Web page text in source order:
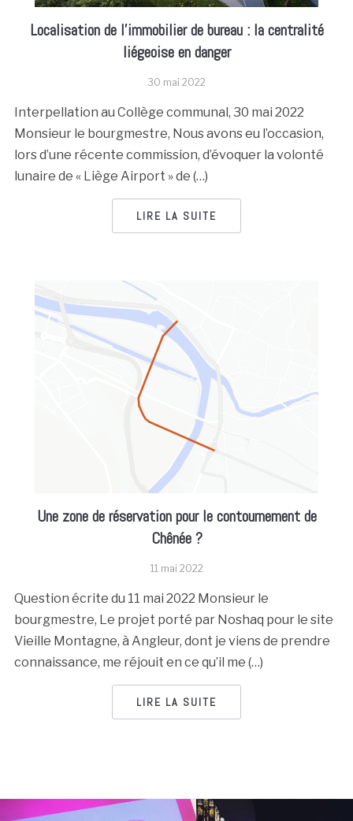
Localisation de l’immobilier de bureau : la centralité
liégeoise en danger
30 mai 2022
Interpellation au Collège communal, 30 mai 2022
Monsieur le bourgmestre, Nous avons eu l’occasion,
lors d’une récente commission, d’évoquer la volonté
lunaire de « Liège Airport » de (…)
LIRE LA SUITE
Une zone de réservation pour le contournement de
Chênée ?
11 mai 2022
Question écrite du 11 mai 2022 Monsieur le
bourgmestre, Le projet porté par Noshaq pour le site
Vieille Montagne, à Angleur, dont je viens de prendre
connaissance, me réjouit en ce qu’il me (…)
LIRE LA SUITE